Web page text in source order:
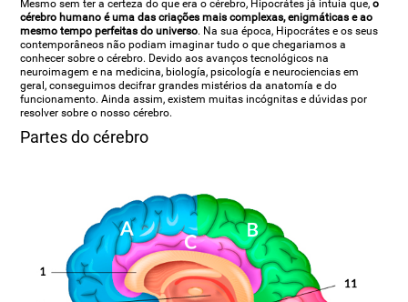
Mesmo sem ter a certeza do que era o cérebro, Hipocrátes já intuia que,o
cérebro humano é uma das criações mais complexas, enigmáticas e ao
mesmo tempo perfeitas do universo. Na sua época, Hipocrátes e os seus
contemporâneos não podiam imaginar tudo o que chegariamos a
conhecer sobre o cérebro. Devido aos avanços tecnológicos na
neuroimagem e na medicina, biología, psicología e neurociencias em
geral, conseguimos decifrar grandes mistérios da anatomía e do
funcionamento. Ainda assim, existem muitas incógnitas e dúvidas por
resolver sobre o nosso cérebro.
Partes do cérebro